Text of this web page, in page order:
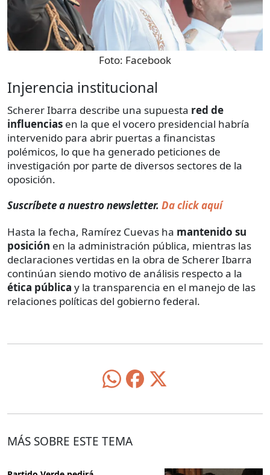
Foto: Facebook
Injerencia institucional
Scherer Ibarra describe una supuesta red de
influencias en la que el vocero presidencial habría
intervenido para abrir puertas a financistas
polémicos, lo que ha generado peticiones de
investigación por parte de diversos sectores de la
oposición.
Suscríbete a nuestro newsletter. Da click aquí
Hasta la fecha, Ramírez Cuevas ha mantenido su
posición en la administración pública, mientras las
declaraciones vertidas en la obra de Scherer Ibarra
continúan siendo motivo de análisis respecto a la
ética pública y la transparencia en el manejo de las
relaciones políticas del gobierno federal.
MÁS SOBRE ESTE TEMA